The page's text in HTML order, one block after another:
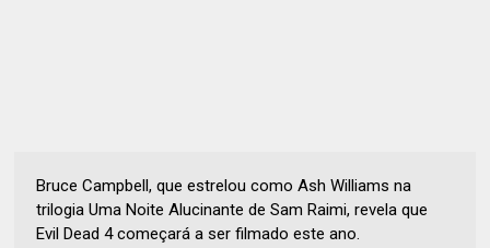
Bruce Campbell, que estrelou como Ash Williams na
trilogia Uma Noite Alucinante de Sam Raimi, revela que
Evil Dead 4 começará a ser filmado este ano.